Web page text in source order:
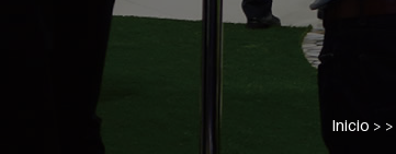
Inicio > >